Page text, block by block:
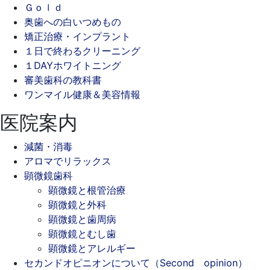
Ｇｏｌｄ
奥歯への白いつめもの
矯正治療・インプラント
１日で終わるクリーニング
１DAYホワイトニング
審美歯科の教科書
ワンマイル健康＆美容情報
医院案内
減菌・消毒
アロマでリラックス
顕微鏡歯科
顕微鏡と根管治療
顕微鏡と外科
顕微鏡と歯周病
顕微鏡とむし歯
顕微鏡とアレルギー
セカンドオピニオンについて（Second opinion）